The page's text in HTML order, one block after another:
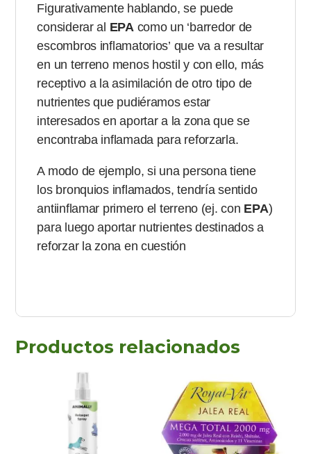
Figurativamente hablando, se puede
considerar al EPA como un ‘barredor de
escombros inflamatorios’ que va a resultar
en un terreno menos hostil y con ello, más
receptivo a la asimilación de otro tipo de
nutrientes que pudiéramos estar
interesados en aportar a la zona que se
encontraba inflamada para reforzarla.
A modo de ejemplo, si una persona tiene
los bronquios inflamados, tendría sentido
antiinflamar primero el terreno (ej. con EPA)
para luego aportar nutrientes destinados a
reforzar la zona en cuestión
Productos relacionados